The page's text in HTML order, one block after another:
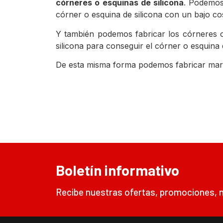
córneres o esquinas de silicona.
córner o esquina de silicona con un bajo
Y también podemos fabricar los córneres
silicona para conseguir el córner o esquina
De esta misma forma podemos fabricar
Boletín informativo
Recibe nuestras ofertas, promociones,